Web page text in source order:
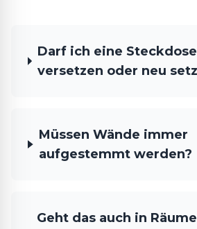
Darf ich eine
versetzen oder neu
Müssen Wände immer
aufgestemmt werden?
Geht das auch in